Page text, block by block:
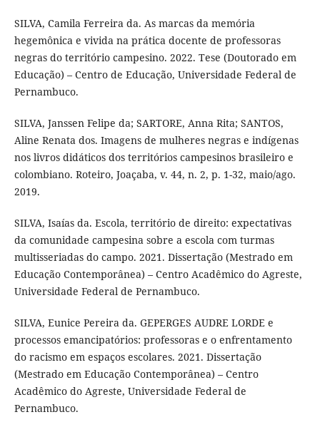
SILVA, Camila Ferreira da. As marcas da memória
hegemônica e vivida na prática docente de professoras
negras do território campesino. 2022. Tese (Doutorado em
Educação) – Centro de Educação, Universidade Federal de
Pernambuco.
SILVA, Janssen Felipe da; SARTORE, Anna Rita; SANTOS,
Aline Renata dos. Imagens de mulheres negras e indígenas
nos livros didáticos dos territórios campesinos brasileiro e
colombiano. Roteiro, Joaçaba, v. 44, n. 2, p. 1-32, maio/ago.
2019.
SILVA, Isaías da. Escola, território de direito: expectativas
da comunidade campesina sobre a escola com turmas
multisseriadas do campo. 2021. Dissertação (Mestrado em
Educação Contemporânea) – Centro Acadêmico do Agreste,
Universidade Federal de Pernambuco.
SILVA, Eunice Pereira da. GEPERGES AUDRE LORDE e
processos emancipatórios: professoras e o enfrentamento
do racismo em espaços escolares. 2021. Dissertação
(Mestrado em Educação Contemporânea) – Centro
Acadêmico do Agreste, Universidade Federal de
Pernambuco.